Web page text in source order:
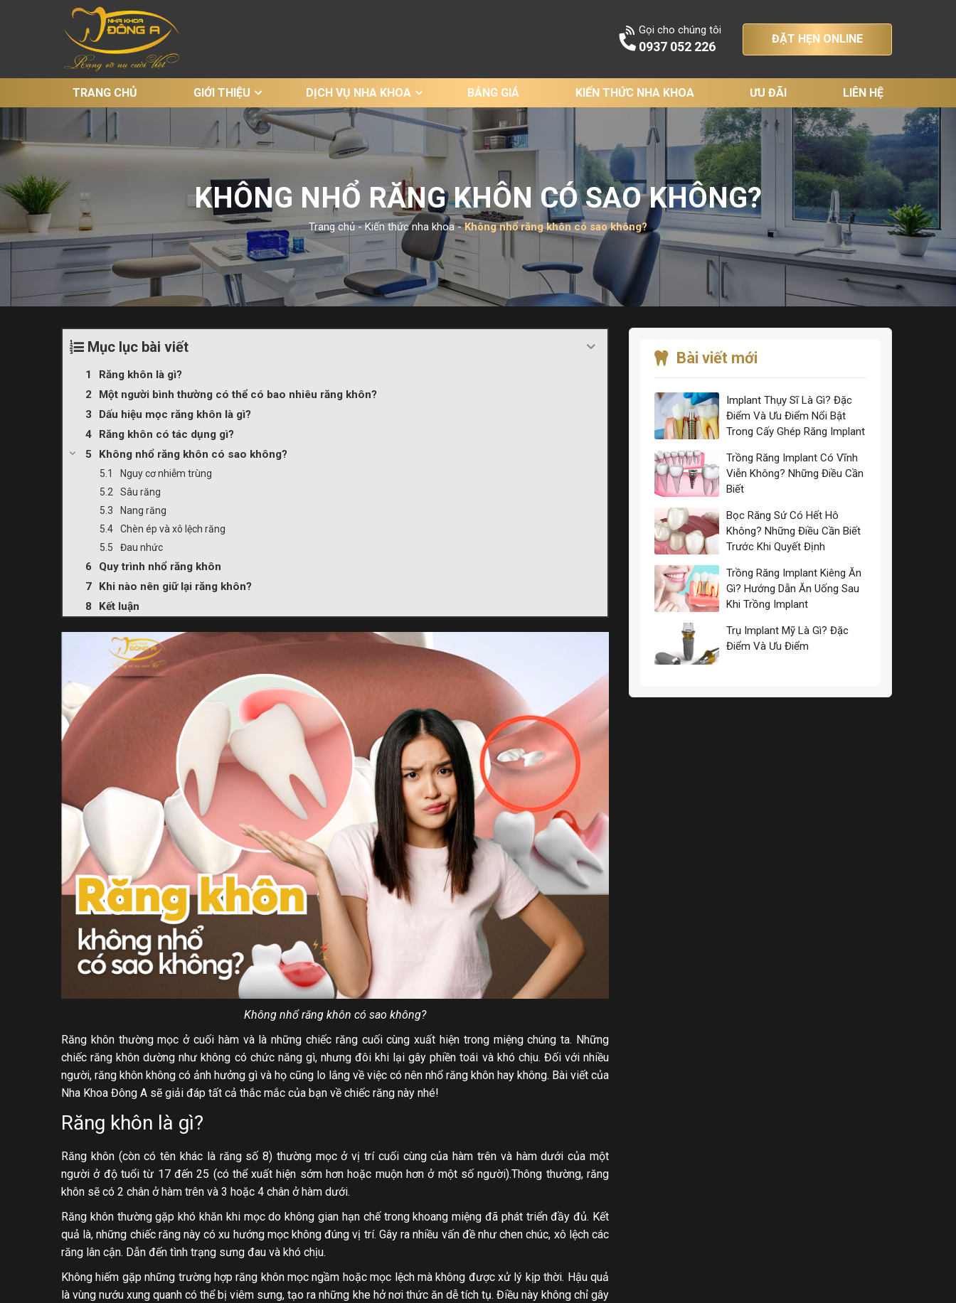
Gọi cho chúng tôi
0937 052 226
ĐẶT HẸN ONLINE
TRANG CHỦ GIỚI THIỆU DỊCH VỤ NHA KHOA BẢNG GIÁ KIẾN THỨC NHA KHOA ƯU ĐÃI LIÊN HỆ
KHÔNG NHỔ RĂNG KHÔN CÓ SAO KHÔNG?
Trang chủ-Kiến thức nha khoa-Không nhổ răng khôn có sao không?
Mục lục bài viết
Răng khôn là gì?
Một người bình thường có thể có bao nhiêu răng khôn?
Dấu hiệu mọc răng khôn là gì?
Răng khôn có tác dụng gì?
Không nhổ răng khôn có sao không?
Nguy cơ nhiễm trùng
Sâu răng
Nang răng
Chèn ép và xô lệch răng
Đau nhức
Quy trình nhổ răng khôn
Khi nào nên giữ lại răng khôn?
Kết luận
Không nhổ răng khôn có sao không?
Răng khôn thường mọc ở cuối hàm và là những chiếc răng cuối cùng xuất hiện trong miệng chúng ta. Những
chiếc răng khôn dường như không có chức năng gì, nhưng đôi khi lại gây phiền toái và khó chịu. Đối với nhiều
người, răng khôn không có ảnh hưởng gì và họ cũng lo lắng về việc có nên nhổ răng khôn hay không. Bài viết của
Nha Khoa Đông A sẽ giải đáp tất cả thắc mắc của bạn về chiếc răng này nhé!
Răng khôn là gì?
Răng khôn (còn có tên khác là răng số 8) thường mọc ở vị trí cuối cùng của hàm trên và hàm dưới của một
người ở độ tuổi từ 17 đến 25 (có thể xuất hiện sớm hơn hoặc muộn hơn ở một số người).Thông thường, răng
khôn sẽ có 2 chân ở hàm trên và 3 hoặc 4 chân ở hàm dưới.
Răng khôn thường gặp khó khăn khi mọc do không gian hạn chế trong khoang miệng đã phát triển đầy đủ. Kết
quả là, những chiếc răng này có xu hướng mọc không đúng vị trí. Gây ra nhiều vấn đề như chen chúc, xô lệch các
răng lân cận. Dẫn đến tình trạng sưng đau và khó chịu.
Không hiếm gặp những trường hợp răng khôn mọc ngầm hoặc mọc lệch mà không được xử lý kịp thời. Hậu quả
là vùng nướu xung quanh có thể bị viêm sưng, tạo ra những khe hở nơi thức ăn dễ tích tụ. Điều này không chỉ gây
Bài viết mới
Implant Thụy Sĩ Là Gì? Đặc
Điểm Và Ưu Điểm Nổi Bật
Trong Cấy Ghép Răng Implant
Trồng Răng Implant Có Vĩnh
Viễn Không? Những Điều Cần
Biết
Bọc Răng Sứ Có Hết Hô
Không? Những Điều Cần Biết
Trước Khi Quyết Định
Trồng Răng Implant Kiêng Ăn
Gì? Hướng Dẫn Ăn Uống Sau
Khi Trồng Implant
Trụ Implant Mỹ Là Gì? Đặc
Điểm Và Ưu Điểm